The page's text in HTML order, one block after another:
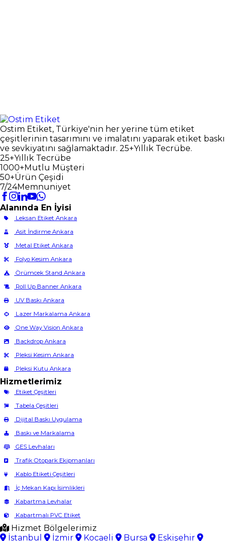
Ostim Etiket, Türkiye'nin her yerine tüm etiket
çeşitlerinin tasarımını ve imalatını yaparak etiket baskı
ve sevkiyatını sağlamaktadır. 25+Yıllık Tecrübe.
25+Yıllık Tecrübe
1000+Mutlu Müşteri
50+Ürün Çeşidi
7/24Memnuniyet
Alanında En İyisi
Leksan Etiket Ankara
Asit İndirme Ankara
Metal Etiket Ankara
Folyo Kesim Ankara
Örümcek Stand Ankara
Roll Up Banner Ankara
UV Baskı Ankara
Lazer Markalama Ankara
One Way Vision Ankara
Backdrop Ankara
Pleksi Kesim Ankara
Pleksi Kutu Ankara
Hizmetlerimiz
Etiket Çeşitleri
Tabela Çeşitleri
Dijital Baskı Uygulama
Baskı ve Markalama
GES Levhaları
Trafik Otopark Ekipmanları
Kablo Etiketi Çeşitleri
İç Mekan Kapı İsimlikleri
Kabartma Levhalar
Kabartmalı PVC Etiket
Hizmet Bölgelerimiz
İstanbul
İzmir Kocaeli Bursa Eskişehir